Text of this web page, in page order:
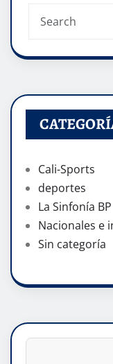
Cali-Sports
deportes
La Sinfonía BP
Nacionales e
Sin categoría